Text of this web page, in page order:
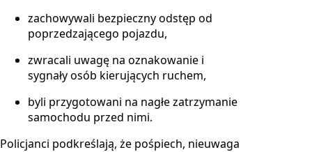
zachowywali bezpieczny odstęp od
poprzedzającego pojazdu,
zwracali uwagę na oznakowanie i
sygnały osób kierujących ruchem,
byli przygotowani na nagłe zatrzymanie
samochodu przed nimi.
Policjanci podkreślają, że pośpiech, nieuwaga